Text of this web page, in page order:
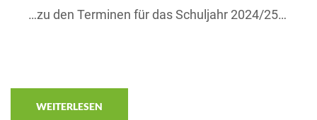
…zu den Terminen für das Schuljahr 2024/25…
WEITERLESEN